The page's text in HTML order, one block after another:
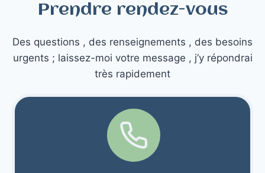
Prendre rendez-vous
Des questions , des renseignements , des besoins
urgents ; laissez-moi votre message , j’y répondrai
très rapidement